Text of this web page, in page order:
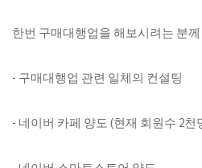
한번 구매대행업을 해보시려는 분
- 구매대행업 관련 일체의 컨설팅
- 네이버 카페 양도 (현재 회원수 2천